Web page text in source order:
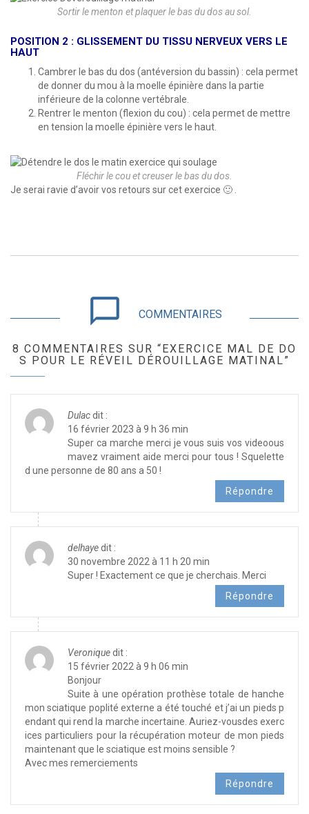
Sortir le menton et plaquer le bas du dos au sol.
POSITION 2 : GLISSEMENT DU TISSU NERVEUX VERS LE
HAUT
Cambrer le bas du dos (antéversion du bassin) : cela permet
de donner du mou à la moelle épinière dans la partie
inférieure de la colonne vertébrale.
Rentrer le menton (flexion du cou) : cela permet de mettre
en tension la moelle épinière vers le haut.
Fléchir le cou et creuser le bas du dos.
Je serai ravie d’avoir vos retours sur cet exercice 🙂 .
chat_bubble_outline COMMENTAIRES
8 COMMENTAIRES SUR “EXERCICE MAL DE DO
S POUR LE RÉVEIL DÉROUILLAGE MATINAL”
Dulacdit :
16 février 2023 à 9 h 36 min
Super ca marche merci je vous suis vos videoous
mavez vraiment aide merci pour tous ! Squelette
d une personne de 80 ans a 50 !
Répondre
delhayedit :
30 novembre 2022 à 11 h 20 min
Super ! Exactement ce que je cherchais. Merci
Répondre
Veroniquedit :
15 février 2022 à 9 h 06 min
Bonjour
Suite à une opération prothèse totale de hanche
mon sciatique poplité externe a été touché et j’ai un pieds p
endant qui rend la marche incertaine. Auriez-vousdes exerc
ices particuliers pour la récupération moteur de mon pieds
maintenant que le sciatique est moins sensible ?
Avec mes remerciements
Répondre